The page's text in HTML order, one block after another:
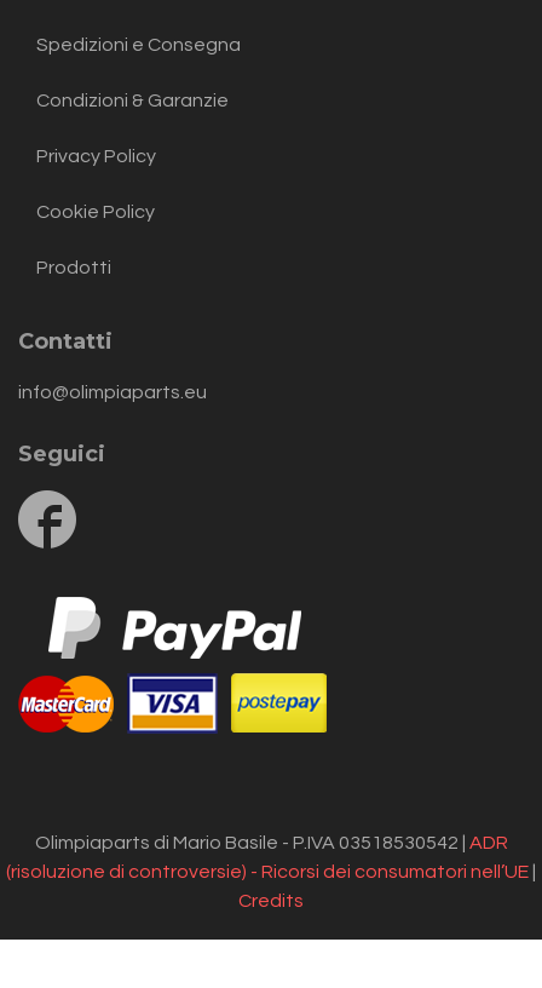
Spedizioni e Consegna
Condizioni & Garanzie
Privacy Policy
Cookie Policy
Prodotti
Contatti
info@olimpiaparts.eu
Seguici
us
Olimpiaparts di Mario Basile - P.IVA 03518530542 | ADR
(risoluzione di controversie) - Ricorsi dei consumatori nell’UE
Credits